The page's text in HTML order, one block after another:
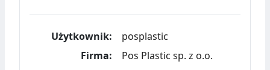
Użytkownik:
posplastic
Firma:
Pos Plastic sp. z o.o.